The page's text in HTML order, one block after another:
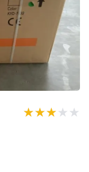
★★★★★
★★★★★